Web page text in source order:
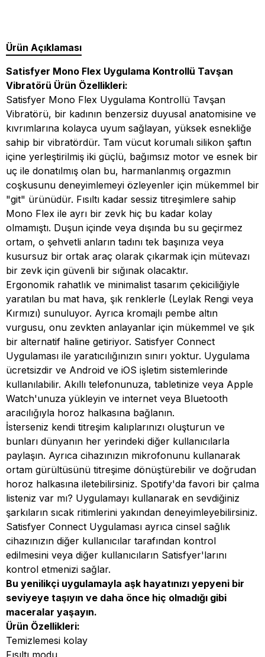
Ürün Açıklaması
Satisfyer Mono Flex Uygulama Kontrollü Tavşan
Vibratörü Ürün Özellikleri:
Satisfyer Mono Flex Uygulama Kontrollü Tavşan
Vibratörü, bir kadının benzersiz duyusal anatomisine ve
kıvrımlarına kolayca uyum sağlayan, yüksek esnekliğe
sahip bir vibratördür. Tam vücut korumalı silikon şaftın
içine yerleştirilmiş iki güçlü, bağımsız motor ve esnek bir
uç ile donatılmış olan bu, harmanlanmış orgazmın
coşkusunu deneyimlemeyi özleyenler için mükemmel bir
"git" ürünüdür. Fısıltı kadar sessiz titreşimlere sahip
Mono Flex ile ayrı bir zevk hiç bu kadar kolay
olmamıştı. Duşun içinde veya dışında bu su geçirmez
ortam, o şehvetli anların tadını tek başınıza veya
kusursuz bir ortak araç olarak çıkarmak için mütevazı
bir zevk için güvenli bir sığınak olacaktır.
Ergonomik rahatlık ve minimalist tasarım çekiciliğiyle
yaratılan bu mat hava, şık renklerle (Leylak Rengi veya
Kırmızı) sunuluyor. Ayrıca kromajlı pembe altın
vurgusu, onu zevkten anlayanlar için mükemmel ve şık
bir alternatif haline getiriyor. Satisfyer Connect
Uygulaması ile yaratıcılığınızın sınırı yoktur. Uygulama
ücretsizdir ve Android ve iOS işletim sistemlerinde
kullanılabilir. Akıllı telefonunuza, tabletinize veya Apple
Watch'unuza yükleyin ve internet veya Bluetooth
aracılığıyla horoz halkasına bağlanın.
İsterseniz kendi titreşim kalıplarınızı oluşturun ve
bunları dünyanın her yerindeki diğer kullanıcılarla
paylaşın. Ayrıca cihazınızın mikrofonunu kullanarak
ortam gürültüsünü titreşime dönüştürebilir ve doğrudan
horoz halkasına iletebilirsiniz. Spotify'da favori bir çalma
listeniz var mı? Uygulamayı kullanarak en sevdiğiniz
şarkıların sıcak ritimlerini yakından deneyimleyebilirsiniz.
Satisfyer Connect Uygulaması ayrıca cinsel sağlık
cihazınızın diğer kullanıcılar tarafından kontrol
edilmesini veya diğer kullanıcıların Satisfyer'larını
kontrol etmenizi sağlar.
Bu yenilikçi uygulamayla aşk hayatınızı yepyeni bir
seviyeye taşıyın ve daha önce hiç olmadığı gibi
maceralar yaşayın.
Ürün Özellikleri:
Temizlemesi kolay